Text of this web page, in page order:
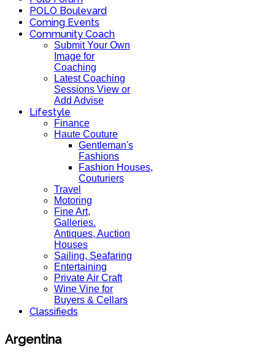
POLO Boulevard
Coming Events
Community Coach
Submit Your Own
Image for
Coaching
Latest Coaching
Sessions View or
Add Advise
Lifestyle
Finance
Haute Couture
Gentleman's
Fashions
Fashion Houses,
Couturiers
Travel
Motoring
Fine Art,
Galleries.
Antiques, Auction
Houses
Sailing, Seafaring
Entertaining
Private Air Craft
Wine Vine for
Buyers & Cellars
Classifieds
Argentina